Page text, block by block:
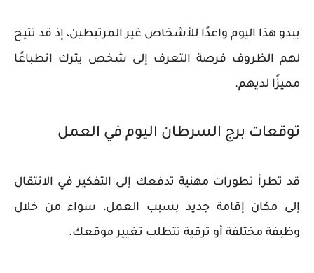
يبدو هذا اليوم واعدًا للأشخاص غير المرتبطين، إذ قد تتيح
لهم الظروف فرصة التعرف إلى شخص يترك انطباعًا
مميزًا لديهم.
توقعات برج السرطان اليوم في العمل
قد تطرأ تطورات مهنية تدفعك إلى التفكير في الانتقال
إلى مكان إقامة جديد بسبب العمل، سواء من خلال
وظيفة مختلفة أو ترقية تتطلب تغيير موقعك.